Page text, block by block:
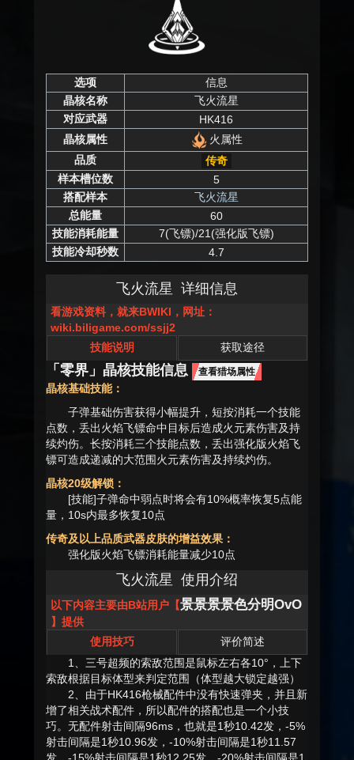
选项
信息
晶核名称
飞火流星
对应武器
HK416
晶核属性
火属性
品质
传奇
样本槽位数
5
搭配样本
飞火流星
总能量
60
技能消耗能量
7(飞镖)/21(强化版飞镖)
技能冷却秒数
4.7
飞火流星 详细信息
看游戏资料，就来BWIKI，网址：
wiki.biligame.com/ssjj2
技能说明 获取途径
「零界」晶核技能信息 查看猎场属性
晶核基础技能：
子弹基础伤害获得小幅提升，短按消耗一个技能
点数，丢出火焰飞镖命中目标后造成火元素伤害及持
续灼伤。长按消耗三个技能点数，丢出强化版火焰飞
镖可造成递减的大范围火元素伤害及持续灼伤。
晶核20级解锁：
[技能]子弹命中弱点时将会有10%概率恢复5点能
量，10s内最多恢复10点
传奇及以上品质武器皮肤的增益效果：
强化版火焰飞镖消耗能量减少10点
飞火流星 使用介绍
以下内容主要由B站用户【景景景景色分明OvO
】提供
使用技巧 评价简述
1、三号超频的索敌范围是鼠标左右各10°，上下
索敌根据目标体型来判定范围（体型越大锁定越强）
2、由于HK416枪械配件中没有快速弹夹，并且新
增了相关战术配件，所以配件的搭配也是一个小技
巧。无配件射击间隔96ms，也就是1秒10.42发，-5%
射击间隔是1秒10.96发，-10%射击间隔是1秒11.57